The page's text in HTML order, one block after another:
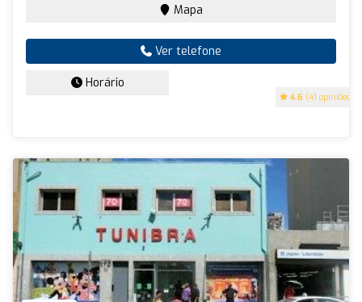
4.6 (41 opiniões)
Mapa
Ver telefone
Horário